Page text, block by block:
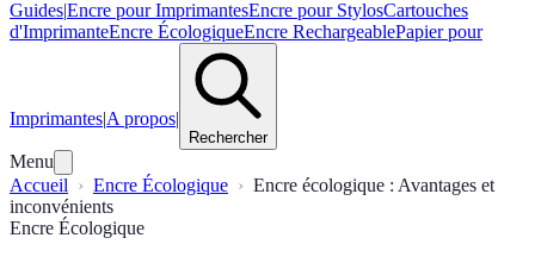
Guides|Encre pour ImprimantesEncre pour StylosCartouches
d'ImprimanteEncre ÉcologiqueEncre RechargeablePapier pour
Imprimantes|A propos|
Rechercher
Menu
Accueil
Encre Écologique
Encre écologique : Avantages et
inconvénients
Encre Écologique